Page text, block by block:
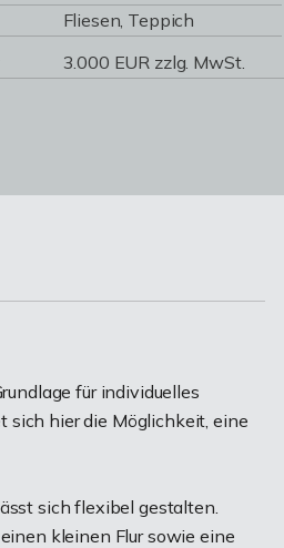
Fliesen, Teppich
3.000 EUR zzlg. MwSt.
für individuelles
sich hier die Möglichkeit, eine
sich flexibel gestalten.
kleinen Flur sowie eine